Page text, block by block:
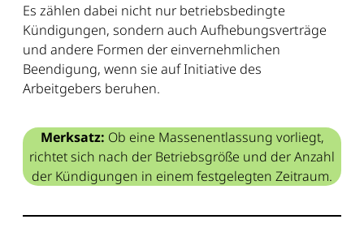
Es zählen dabei nicht nur betriebsbedingte
Kündigungen, sondern auch Aufhebungsverträge
und andere Formen der einvernehmlichen
Beendigung, wenn sie auf Initiative des
Arbeitgebers beruhen.
Merksatz: Ob eine Massenentlassung vorliegt,
richtet sich nach der Betriebsgröße und der Anzahl
der Kündigungen in einem festgelegten Zeitraum.